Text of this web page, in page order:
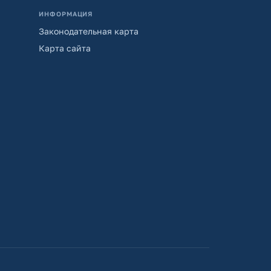
ИНФОРМАЦИЯ
Законодательная карта
Карта сайта